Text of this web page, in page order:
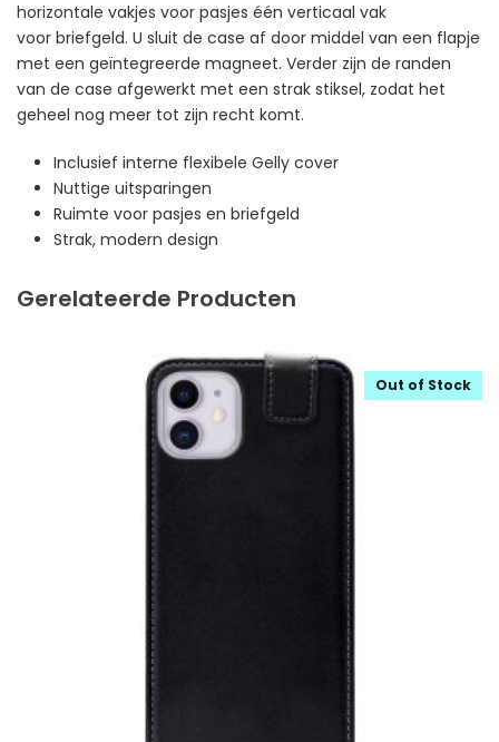
horizontale vakjes voor pasjes één verticaal vak
voor briefgeld. U sluit de case af door middel van een flapje
met een geïntegreerde magneet. Verder zijn de randen
van de case afgewerkt met een strak stiksel, zodat het
geheel nog meer tot zijn recht komt.
Inclusief interne flexibele Gelly cover
Nuttige uitsparingen
Ruimte voor pasjes en briefgeld
Strak, modern design
Gerelateerde Producten
Out of Stock